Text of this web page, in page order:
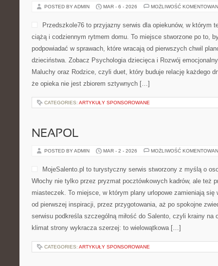
POSTED BY ADMIN MAR - 6 - 2026 MOŻLIWOŚĆ
Przedszkole76 to przyjazny serwis dla opiekunów, w którym
ciążą i codziennym rytmem domu. To miejsce stworzone po to,
podpowiadać w sprawach, które wracają od pierwszych chwil
dzieciństwa. Zobacz Psychologia dziecięca i Rozwój
Maluchy oraz Rodzice, czyli duet, który buduje relację każdego
że opieka nie jest zbiorem sztywnych […]
CATEGORIES: ARTYKUŁY SPONSOROWANE
NEAPOL
POSTED BY ADMIN MAR - 2 - 2026 MOŻLIWOŚĆ
MojeSalento.pl to turystyczny serwis stworzony z myślą o
Włochy nie tylko przez pryzmat pocztówkowych kadrów, ale też
miasteczek. To miejsce, w którym plany urlopowe zamieniają się
od pierwszej inspiracji, przez przygotowania, aż po spokojne
serwisu podkreśla szczególną miłość do Salento, czyli krainy na
klimat strony wykracza szerzej: to wielowątkowa […]
CATEGORIES: ARTYKUŁY SPONSOROWANE